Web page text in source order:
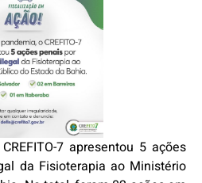
7 apresentou 5 ações
da Fisioterapia ao Ministério